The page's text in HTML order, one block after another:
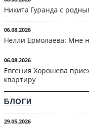
Никита Гуранда с
06.08.2026
Нелли Ермолаева: Мне
06.08.2026
Евгения Хорошева
квартиру
БЛОГИ
29.05.2026